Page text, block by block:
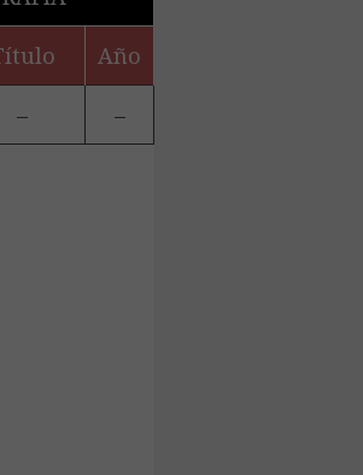
Año
– –